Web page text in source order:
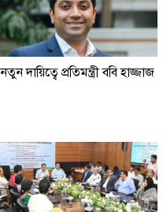
নতুন দায়িত্বে প্রতিমন্ত্রী ববি হাজ্জাজ